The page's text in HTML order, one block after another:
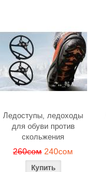
Ледоступы, ледоходы
для обуви против
скольжения
260сом 240сом